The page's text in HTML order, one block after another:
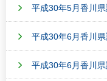
平成30年5月香川
平成30年6月香川
平成30年6月香川